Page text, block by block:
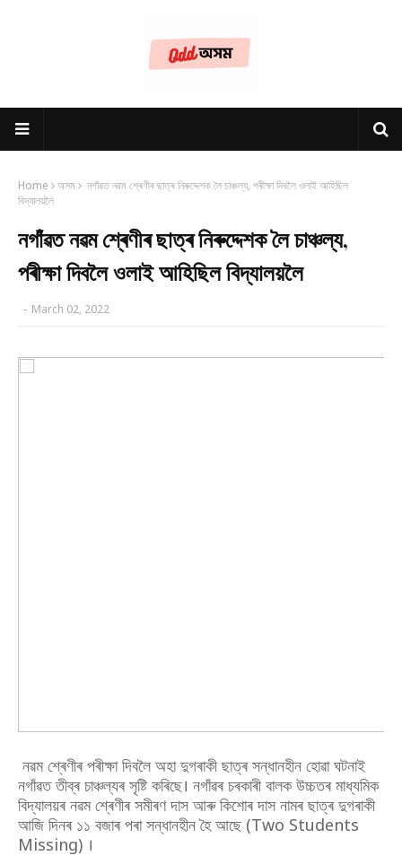
Home অসম
নগাঁৱত নৱম শ্ৰেণীৰ ছাত্ৰ নিৰুদ্দেশক লৈ চাঞ্চল্য, পৰীক্ষা দিবলৈ ওলাই আহিছিল
বিদ্যালয়লৈ
নগাঁৱত নৱম শ্ৰেণীৰ ছাত্ৰ নিৰুদ্দেশক লৈ চাঞ্চল্য,
পৰীক্ষা দিবলৈ ওলাই আহিছিল বিদ্যালয়লৈ
- March 02, 2022
নৱম শ্ৰেণীৰ পৰীক্ষা দিবলৈ অহা দুগৰাকী ছাত্ৰ সন্ধানহীন হোৱা ঘটনাই
নগাঁৱত তীব্ৰ চাঞ্চল্যৰ সৃষ্টি কৰিছে। নগাঁৱৰ চৰকাৰী বালক উচ্চতৰ মাধ্যমিক
বিদ্যালয়ৰ নৱম শ্ৰেণীৰ সমীৰণ দাস আৰু কিশোৰ দাস নামৰ ছাত্ৰ দুগৰাকী
আজি দিনৰ ১১ বজাৰ পৰা সন্ধানহীন হৈ আছে (Two Students
Missing) ।